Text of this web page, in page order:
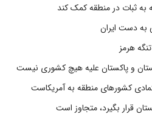
به ثبات در منطقه کمک کند
هرمز
و پاکستان علیه هیچ کشوری نیست
کشورهای منطقه به آمریکاست
قرار بگیرد، متجاوز است